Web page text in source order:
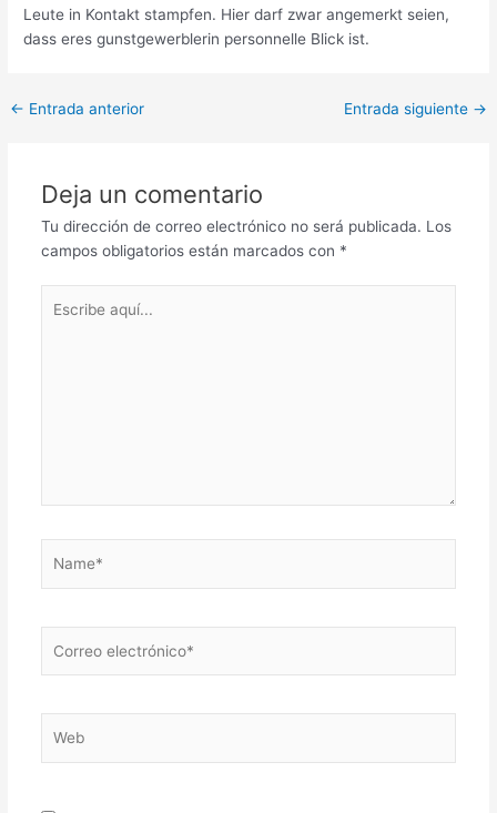
Leute in Kontakt stampfen. Hier darf zwar angemerkt seien,
dass eres gunstgewerblerin personnelle Blick ist.
Post
← Entrada anterior Entrada siguiente →
Deja un comentario
Tu dirección de correo electrónico no será publicada. Los
campos obligatorios están marcados con *
aquí...
electrónico*